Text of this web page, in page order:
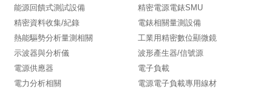
能源回饋式測試設備
精密電源電錶SMU
精密資料收集/紀錄
電錶相關量測設備
熱能驅勢分析量測相關
工業用精密數位顯微鏡
示波器與分析儀
波形產生器/信號源
電源供應器
電子負載
電力分析相關
電源電子負載專用線材